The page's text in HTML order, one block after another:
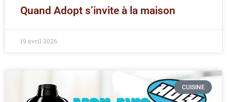
Quand Adopt s’invite à la maison
19 avril 2026
CUISINE